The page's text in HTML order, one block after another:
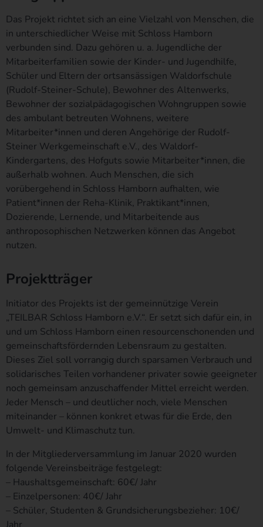
Das Projekt richtet sich an eine Vielzahl von Menschen, die
in unterschiedlicher Weise mit Schloss Hamborn
verbunden sind. Dazu gehören u. a. Jugendliche der
Mitarbeiterfamilien sowie der Kinder- und Jugendhilfe,
Schüler und Eltern der ortsansässigen Waldorfschule
(Rudolf-Steiner-Schule), Bewohner des Altenwerks,
Bewohner der sozialpädagogischen Wohngruppen sowie
des ambulant betreuten Wohnens, weitere
Mitarbeiter*innen und deren Angehörige der Rudolf-
Steiner Werkgemeinschaft e.V., des Waldorf-
Kindergartens, des Hofguts sowie Mitarbeiter*innen, die
außerhalb wohnen. Auch Menschen, die sich
vorübergehend in Schloss Hamborn aufhalten, wie
Patient*innen der Reha-Klinik, Praktikant*innen,
Dozierende, Lernende, und Mitarbeitende aus
anthroposophischen Netzwerken können das Angebot
nutzen.
Projektträger
Initiator des Projekts ist der gemeinnützige Verein
„TEILBAR Schloss Hamborn e.V.“. Er setzt sich dafür ein, in
und um Schloss Hamborn einen resourcenschonenden und
gemeinschaftsfördernden Lebensraum zu gestalten.
Dieses Ziel soll vorrangig durch sparsamen Verbrauch und
solidarisches Teilen vorhandener privater sowie geeigneter
noch gemeinsam anzuschaffender Mittel erreicht werden.
Jeder Mensch – und deutlicher noch, viele Menschen
miteinander – können konkret etwas für die Erde, den
Umwelt- und Klimaschutz tun.
In der Mitgliederversammlung im Januar 2020 wurden
folgende Vereinsbeiträge festgelegt:
– Haushaltsgemeinschaft: 60€/ Jahr
– Einzelpersonen: 40€/ Jahr
– Schüler, Studenten & Grundsicherungsbezieher: 10€/
personenbezogener Daten dient dem für die Verarbeitung
Verantwortlichen dazu, der betroffenen Person Inhalte oder
Leistungen anzubieten, die aufgrund der Natur der Sache nur
registrierten Benutzern angeboten werden können. Registrierten
angegebenen personenbezogenen Daten jederzeit abzuändern
oder vollständig aus dem Datenbestand des für die Verarbeitung
Verantwortlichen löschen zu lassen.
Der für die Verarbeitung Verantwortliche erteilt jeder betroffenen
personenbezogenen Daten über die betroffene Person
gespeichert sind. Ferner berichtigt oder löscht der für die
Verarbeitung Verantwortliche personenbezogene Daten auf
Wunsch oder Hinweis der betroffenen Person, soweit dem keine
gesetzlichen Aufbewahrungspflichten entgegenstehen. Die
Gesamtheit der Mitarbeiter des für die Verarbeitung
Verantwortlichen stehen der betroffenen Person in diesem
Zusammenhang als Ansprechpartner zur Verfügung.
Die Internetseite enthält aufgrund von gesetzlichen Vorschriften
unserem Unternehmen sowie eine unmittelbare Kommunikation
mit uns ermöglichen, was ebenfalls eine allgemeine Adresse der
sogenannten elektronischen Post (E-Mail-Adresse) umfasst.
Sofern eine betroffene Person per E-Mail oder über ein
Kontaktformular den Kontakt mit dem für die Verarbeitung
Verantwortlichen aufnimmt, werden die von der betroffenen
Person übermittelten personenbezogenen Daten automatisch
personenbezogenen Daten werden für Zwecke der Bearbeitung
oder der Kontaktaufnahme zur betroffenen Person gespeichert.
Kommentarfunktion im Blog auf der
Internetseite
Wir bieten den Nutzern auf einem Blog, der sich auf der